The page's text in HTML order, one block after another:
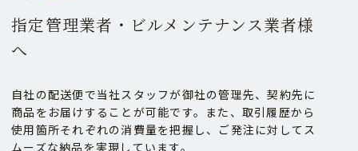
指定管理業者・ビルメンテナンス業者様
へ
自社の配送便で当社スタッフが御社の管理先、契約先に
商品をお届けすることが可能です。また、取引履歴から
使用箇所それぞれの消費量を把握し、ご発注に対してス
ムーズな納品を実現しています。